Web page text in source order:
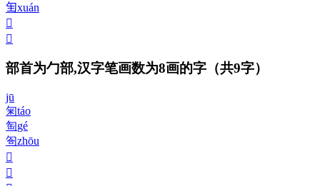
𠣕xuán
𠣖
𠣗
部首为勹部,汉字笔画数为8画的字 （共9字）
jū
匊táo
匋gé
匌zhōu
𠣘
𠣙